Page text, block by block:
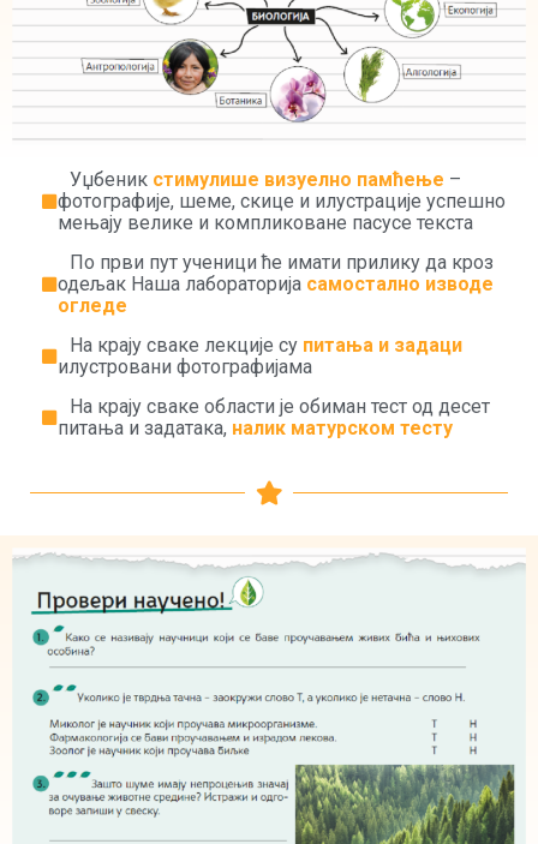
Уџбеник стимулише визуелно памћење –
фотографије, шеме, скице и илустрације успешно
мењају велике и компликоване пасусе текста
По први пут ученици ће имати прилику да кроз
одељак Наша лабораторија самостално изводе
огледе
На крају сваке лекције су питања и задаци
илустровани фотографијама
На крају сваке области је обиман тест од десет
питања и задатака, налик матурском тесту